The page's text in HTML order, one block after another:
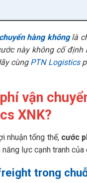
hàng khônglà
này không cố
cùng PTN Logistics
vận
XNK?
nhuận tổng thể, cước
lực cạnh tranh của
trong